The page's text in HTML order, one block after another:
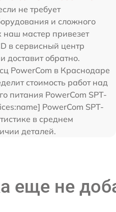
не требует
и сложного
наш мастер привезет
в сервисный центр
доставит обратно.
PowerCom в Краснодаре
стоимость работ над
питания PowerCom SPT-
PowerCom SPT-
в среднем
деталей.
еще не